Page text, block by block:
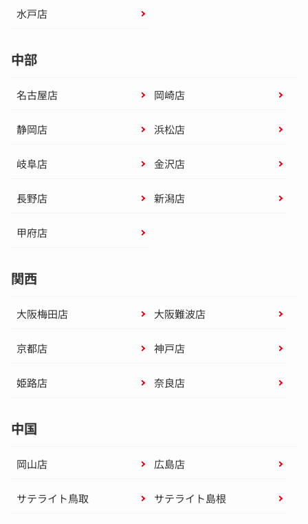
水戸店
中部
名古屋店 岡崎店
静岡店 浜松店
岐阜店 金沢店
長野店 新潟店
甲府店
関西
大阪梅田店 大阪難波店
京都店 神戸店
姫路店 奈良店
中国
岡山店 広島店
サテライト鳥取 サテライト島根